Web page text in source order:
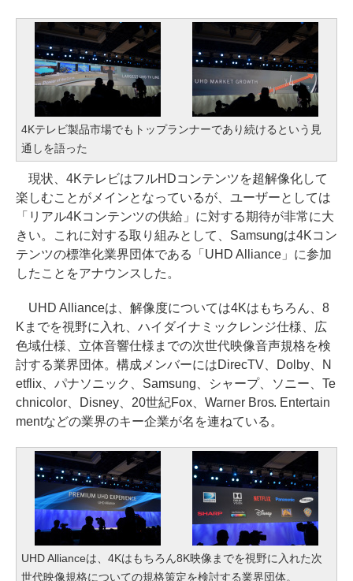
4Kテレビ製品市場でもトップランナーであり続けるという見
通しを語った
現状、4KテレビはフルHDコンテンツを超解像化して
楽しむことがメインとなっているが、ユーザーとしては
「リアル4Kコンテンツの供給」に対する期待が非常に大
きい。これに対する取り組みとして、Samsungは4Kコン
テンツの標準化業界団体である「UHD Alliance」に参加
したことをアナウンスした。
UHD Allianceは、解像度については4Kはもちろん、8
Kまでを視野に入れ、ハイダイナミックレンジ仕様、広
色域仕様、立体音響仕様までの次世代映像音声規格を検
討する業界団体。構成メンバーにはDirecTV、Dolby、N
etflix、パナソニック、Samsung、シャープ、ソニー、Te
chnicolor、Disney、20世紀Fox、Warner Bros. Entertain
mentなどの業界のキー企業が名を連ねている。
UHD Allianceは、4Kはもちろん8K映像までを視野に入れた次
世代映像規格についての規格策定を検討する業界団体。